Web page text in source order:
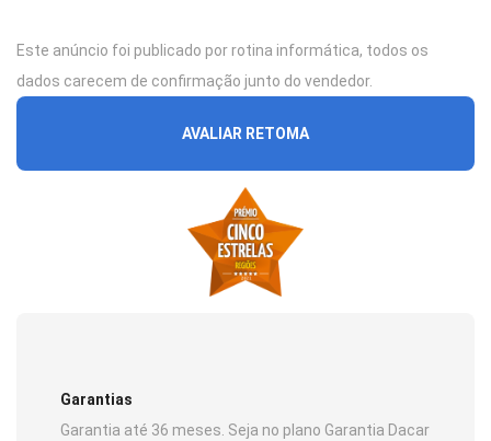
Este anúncio foi publicado por rotina informática, todos os
dados carecem de confirmação junto do vendedor.
AVALIAR RETOMA
Garantias
Garantia até 36 meses. Seja no plano Garantia Dacar